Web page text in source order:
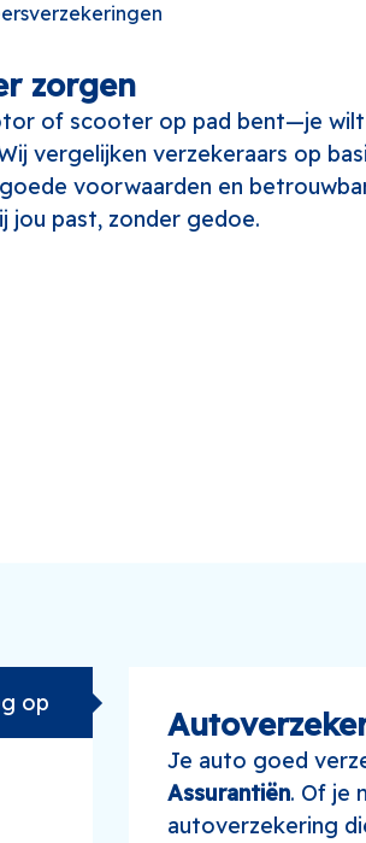
zorgen
of scooter op pad bent—je
vergelijken verzekeraars op
voorwaarden en
jou past, zonder gedoe.
op
Je auto goed
Assurantiën. Of je
autoverzekering